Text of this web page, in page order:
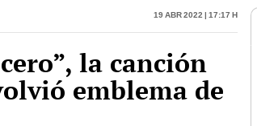
19 Abr 2022 | 17:17 h
la canción
emblema de